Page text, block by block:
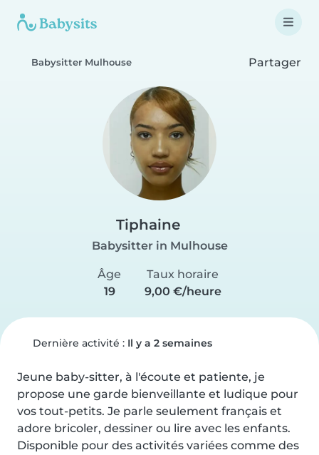
Babysitter Mulhouse Partager
Tiphaine
Babysitter in Mulhouse
Âge
19
Taux horaire
9,00 €/heure
Dernière activité : Il y a 2 semaines
Jeune baby-sitter, à l'écoute et patiente, je
propose une garde bienveillante et ludique pour
vos tout-petits. Je parle seulement français et
adore bricoler, dessiner ou lire avec les enfants.
Disponible pour des activités variées comme des